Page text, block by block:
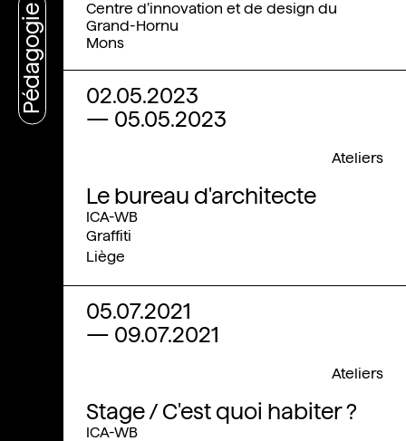
Pédagogie
Centre d’innovation et de design du
Grand-Hornu
Mons
02.05.2023
— 05.05.2023
Le bureau d'architecte
Ateliers
ICA-WB
Graffiti
Liège
05.07.2021
— 09.07.2021
Stage / C'est quoi habiter ?
Ateliers
ICA-WB